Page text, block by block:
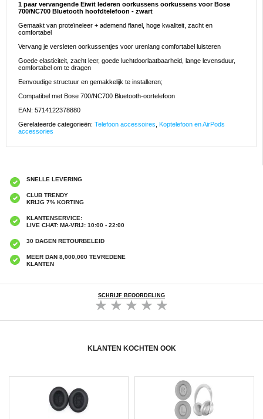
1 paar vervangende Eiwit lederen oorkussens oorkussens voor Bose
700/NC700 Bluetooth hoofdtelefoon - zwart
Gemaakt van proteïneleer + ademend flanel, hoge kwaliteit, zacht en
comfortabel
Vervang je versleten oorkussentjes voor urenlang comfortabel luisteren
Goede elasticiteit, zacht leer, goede luchtdoorlaatbaarheid, lange levensduur,
comfortabel om te dragen
Eenvoudige structuur en gemakkelijk te installeren;
Compatibel met Bose 700/NC700 Bluetooth-oortelefoon
EAN: 5714122378880
Gerelateerde categorieën: Telefoon accessoires
Koptelefoon en AirPods
accessories
SNELLE LEVERING
CLUB TRENDY
KRIJG 7% KORTING
KLANTENSERVICE:
LIVE CHAT: MA-VRIJ: 10:00 - 22:00
30 DAGEN RETOURBELEID
MEER DAN 8,000,000 TEVREDENE
KLANTEN
SCHRIJF BEOORDELING
KLANTEN KOCHTEN OOK